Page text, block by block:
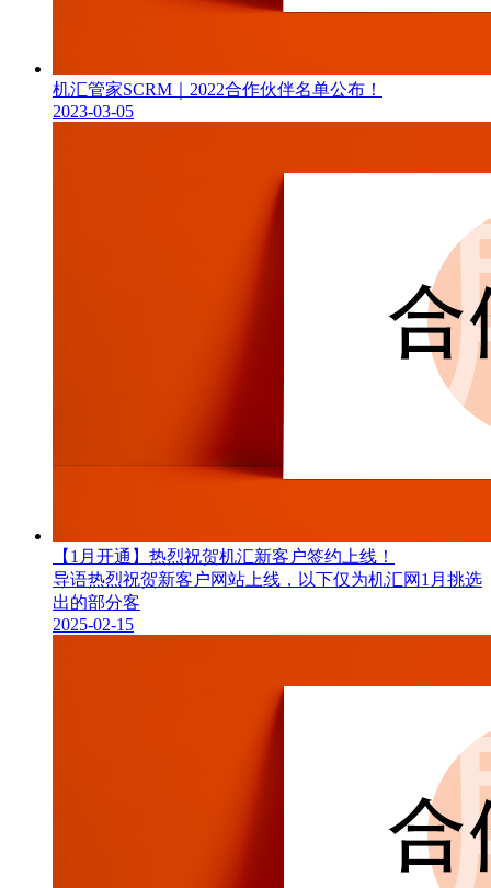
机汇管家SCRM｜2022合作伙伴名单公布！
2023-03-05
【1月开通】热烈祝贺机汇新客户签约上线！
导语热烈祝贺新客户网站上线，以下仅为机汇网1月挑选
出的部分客
2025-02-15